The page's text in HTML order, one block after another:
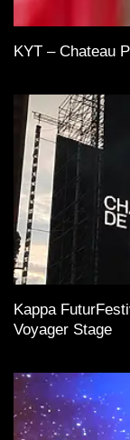
KYT – Chateau
Kappa
Voyager Stage